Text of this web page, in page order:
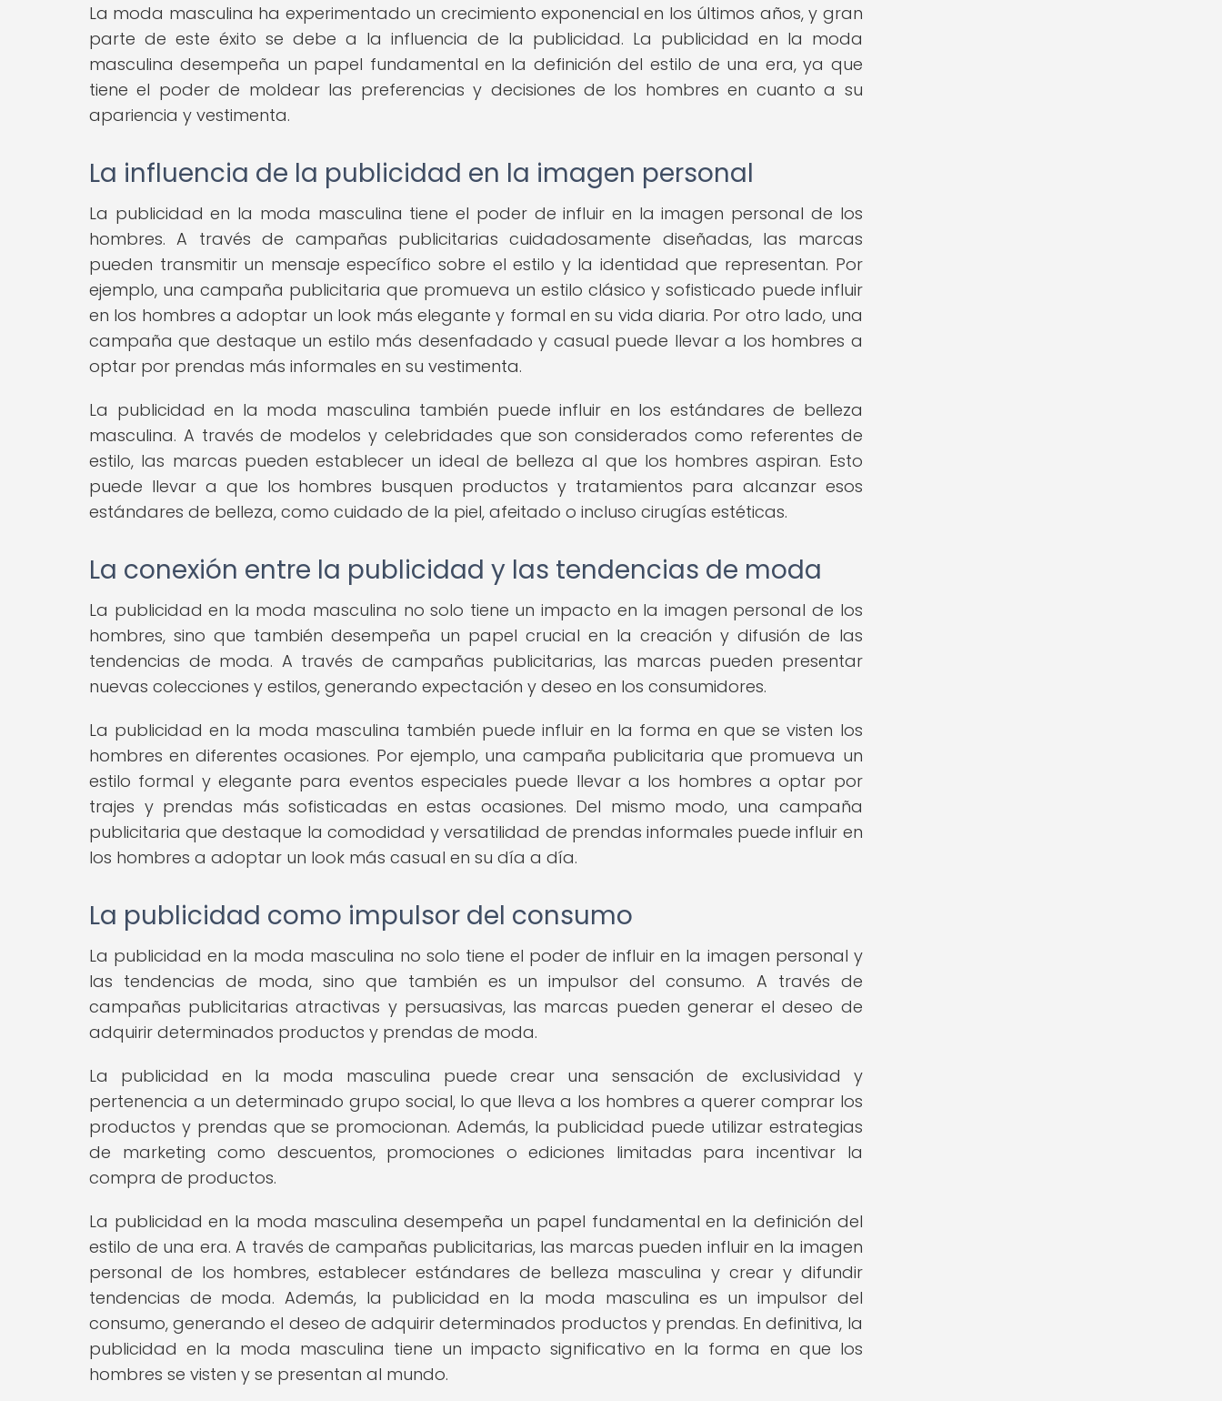
La moda masculina ha experimentado un crecimiento exponencial en los últimos años, y gran
parte de este éxito se debe a la influencia de la publicidad. La publicidad en la moda
masculina desempeña un papel fundamental en la definición del estilo de una era, ya que
tiene el poder de moldear las preferencias y decisiones de los hombres en cuanto a su
apariencia y vestimenta.
La influencia de la publicidad en la imagen personal
La publicidad en la moda masculina tiene el poder de influir en la imagen personal de los
hombres. A través de campañas publicitarias cuidadosamente diseñadas, las marcas
pueden transmitir un mensaje específico sobre el estilo y la identidad que representan. Por
ejemplo, una campaña publicitaria que promueva un estilo clásico y sofisticado puede influir
en los hombres a adoptar un look más elegante y formal en su vida diaria. Por otro lado, una
campaña que destaque un estilo más desenfadado y casual puede llevar a los hombres a
optar por prendas más informales en su vestimenta.
La publicidad en la moda masculina también puede influir en los estándares de belleza
masculina. A través de modelos y celebridades que son considerados como referentes de
estilo, las marcas pueden establecer un ideal de belleza al que los hombres aspiran. Esto
puede llevar a que los hombres busquen productos y tratamientos para alcanzar esos
estándares de belleza, como cuidado de la piel, afeitado o incluso cirugías estéticas.
La conexión entre la publicidad y las tendencias de moda
La publicidad en la moda masculina no solo tiene un impacto en la imagen personal de los
hombres, sino que también desempeña un papel crucial en la creación y difusión de las
tendencias de moda. A través de campañas publicitarias, las marcas pueden presentar
nuevas colecciones y estilos, generando expectación y deseo en los consumidores.
La publicidad en la moda masculina también puede influir en la forma en que se visten los
hombres en diferentes ocasiones. Por ejemplo, una campaña publicitaria que promueva un
estilo formal y elegante para eventos especiales puede llevar a los hombres a optar por
trajes y prendas más sofisticadas en estas ocasiones. Del mismo modo, una campaña
publicitaria que destaque la comodidad y versatilidad de prendas informales puede influir en
los hombres a adoptar un look más casual en su día a día.
La publicidad como impulsor del consumo
La publicidad en la moda masculina no solo tiene el poder de influir en la imagen personal y
las tendencias de moda, sino que también es un impulsor del consumo. A través de
campañas publicitarias atractivas y persuasivas, las marcas pueden generar el deseo de
adquirir determinados productos y prendas de moda.
La publicidad en la moda masculina puede crear una sensación de exclusividad y
pertenencia a un determinado grupo social, lo que lleva a los hombres a querer comprar los
productos y prendas que se promocionan. Además, la publicidad puede utilizar estrategias
de marketing como descuentos, promociones o ediciones limitadas para incentivar la
compra de productos.
La publicidad en la moda masculina desempeña un papel fundamental en la definición del
estilo de una era. A través de campañas publicitarias, las marcas pueden influir en la imagen
personal de los hombres, establecer estándares de belleza masculina y crear y difundir
tendencias de moda. Además, la publicidad en la moda masculina es un impulsor del
consumo, generando el deseo de adquirir determinados productos y prendas. En definitiva, la
publicidad en la moda masculina tiene un impacto significativo en la forma en que los
hombres se visten y se presentan al mundo.